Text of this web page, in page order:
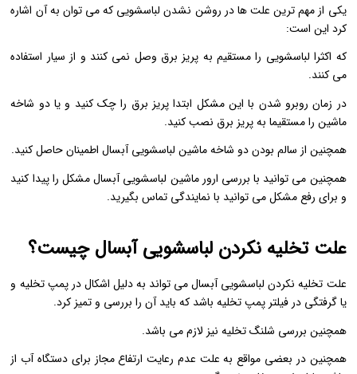
یکی از مهم ترین علت ها در روشن نشدن لباسشویی که می توان به آن اشاره
کرد این است:
که اکثرا لباسشویی را مستقیم به پریز برق وصل نمی کنند و از سیار استفاده
می کنند.
در زمان روبرو شدن با این مشکل ابتدا پریز برق را چک کنید و یا دو شاخه
ماشین را مستقیما به پریز برق نصب کنید.
همچنین از سالم بودن دو شاخه ماشین لباسشویی آبسال اطمینان حاصل کنید.
همچنین می توانید با بررسی ارور ماشین لباسشویی آبسال مشکل را پیدا کنید
و برای رفع مشکل می توانید با نمایندگی تماس بگیرید.
علت تخلیه نکردن لباسشویی آبسال چیست؟
علت تخلیه نکردن لباسشویی آبسال می تواند به دلیل اشکال در پمپ تخلیه و
یا گرفتگی در فیلتر پمپ تخلیه باشد که باید آن را بررسی و تمیز کرد.
همچنین بررسی شلنگ تخلیه نیز لازم می باشد.
همچنین در بعضی مواقع به علت عدم رعایت ارتفاع مجاز برای دستگاه آب از